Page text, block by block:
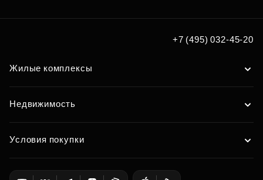
+7 (495) 032-45-20
Жилые комплексы
Недвижимость
Условия покупки